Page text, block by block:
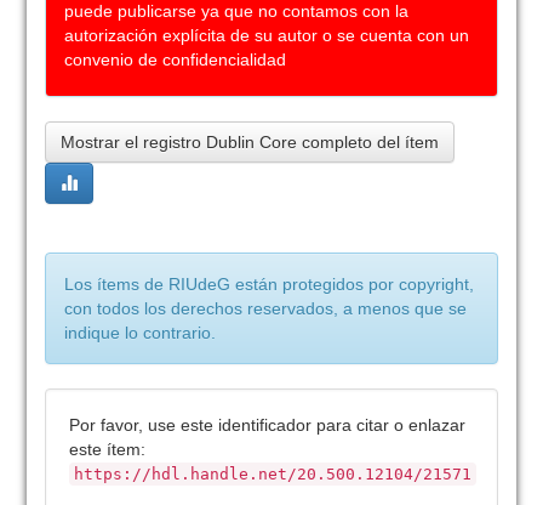
puede publicarse ya que no contamos con la
autorización explícita de su autor o se cuenta con un
convenio de confidencialidad
Mostrar el registro Dublin Core completo del ítem
Los ítems de RIUdeG están protegidos por copyright,
con todos los derechos reservados, a menos que se
indique lo contrario.
Por favor, use este identificador para citar o enlazar
este ítem:
https://hdl.handle.net/20.500.12104/21571